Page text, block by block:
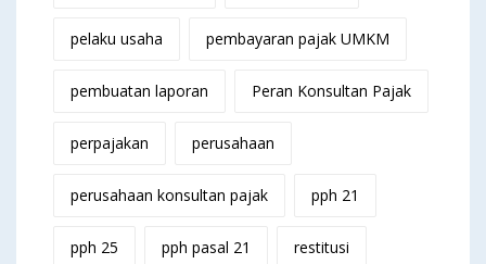
pelaku usaha pembayaran pajak UMKM
pembuatan laporan Peran Konsultan Pajak
perpajakan perusahaan
perusahaan konsultan pajak pph 21
pph 25 pph pasal 21 restitusi